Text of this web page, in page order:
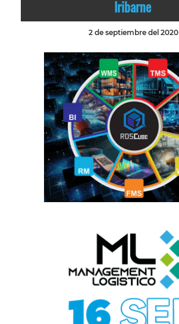
Iribarne
2 de septiembre del 2020